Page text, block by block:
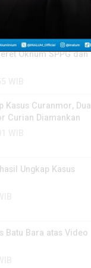
AMPK SU
Oknum SPPG dan
Kasus Curanmor, Dua
Curian Diamankan
Ungkap Kasus
Batu Bara atas Video